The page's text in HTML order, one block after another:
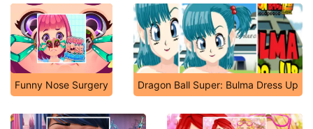
Funny Nose Surgery Dragon Ball Super: Bulma Dress Up